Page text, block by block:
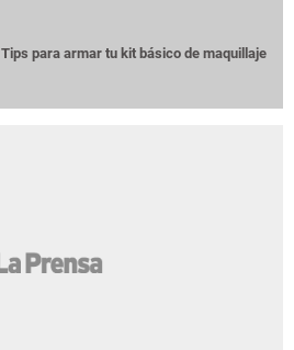
Tips para armar tu kit básico de maquillaje